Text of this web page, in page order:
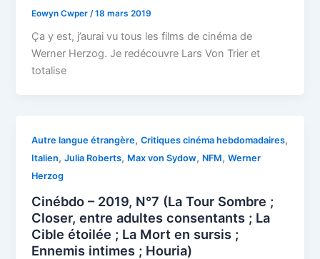
Eowyn Cwper /18 mars 2019
Ça y est, j’aurai vu tous les films de cinéma de
Werner Herzog. Je redécouvre Lars Von Trier et
totalise
Autre langue étrangère,Critiques cinéma hebdomadaires,
Italien,Julia Roberts, Max von Sydow, NFM,Werner
Herzog
Cinébdo – 2019, N°7 (La Tour Sombre ;
Closer, entre adultes consentants ; La
Cible étoilée ; La Mort en sursis ;
Ennemis intimes ; Houria)